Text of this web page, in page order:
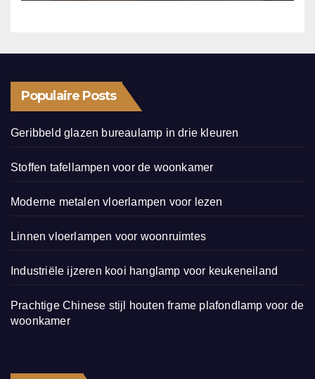
Populaire Posts
Geribbeld glazen bureaulamp in drie kleuren
Stoffen tafellampen voor de woonkamer
Moderne metalen vloerlampen voor lezen
Linnen vloerlampen voor woonruimtes
Industriële ijzeren kooi hanglamp voor keukeneiland
Prachtige Chinese stijl houten frame plafondlamp voor de
woonkamer